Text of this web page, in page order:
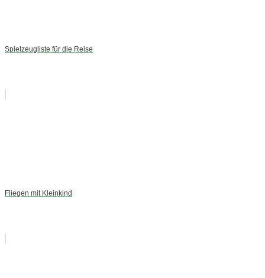
Spielzeugliste für die Reise
Fliegen mit Kleinkind